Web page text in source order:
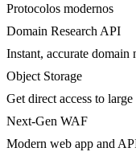
Protocolos modernos
Domain Research API
Instant, accurate domain
Object Storage
Get direct access to
Next-Gen WAF
Modern web app and